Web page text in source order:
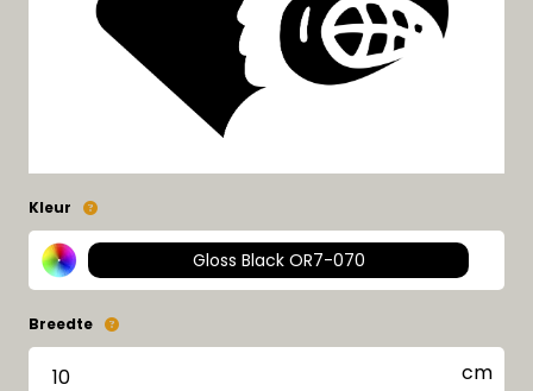
Kleur
Gloss Black OR7-070
Breedte